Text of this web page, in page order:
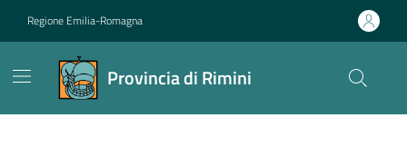
Regione Emilia-Romagna
Provincia di Rimini